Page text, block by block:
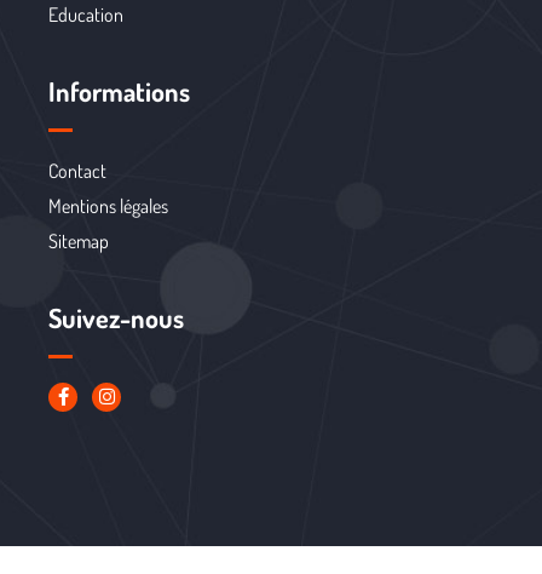
Education
Informations
Contact
Mentions légales
Sitemap
Suivez-nous